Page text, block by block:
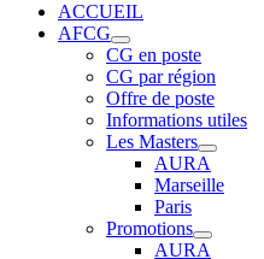
ACCUEIL
AFCG
CG en poste
CG par région
Offre de poste
Informations utiles
Les Masters
AURA
Marseille
Paris
Promotions
AURA